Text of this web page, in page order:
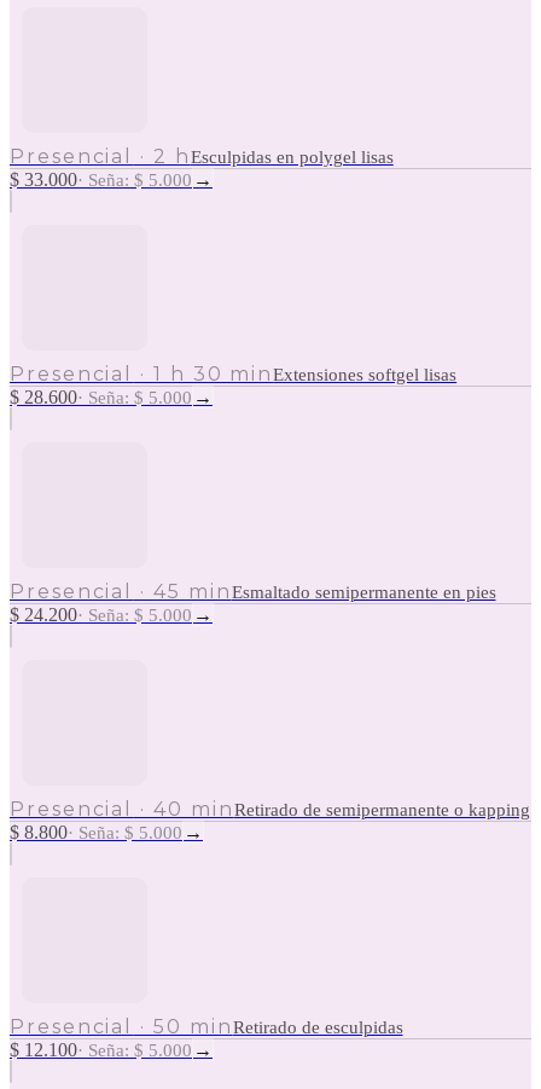
Presencial · 2 hEsculpidas en polygel lisas
$ 33.000· Seña: $ 5.000 →
Presencial · 1 h 30 minExtensiones softgel lisas
$ 28.600· Seña: $ 5.000 →
Presencial · 45 minEsmaltado semipermanente en pies
$ 24.200· Seña: $ 5.000 →
Presencial · 40 minRetirado de semipermanente o kapping
$ 8.800· Seña: $ 5.000 →
Presencial · 50 minRetirado de esculpidas
$ 12.100· Seña: $ 5.000 →